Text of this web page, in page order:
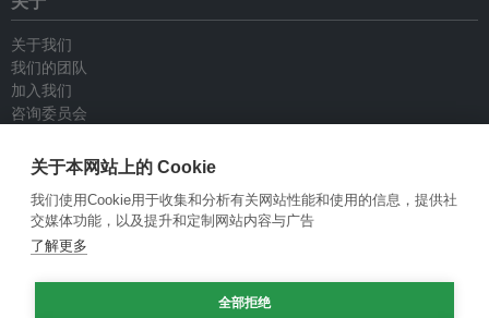
关于我们
我们的团队
加入我们
咨询委员会
联系我们
政策
重新发布指南
专栏指南
关于本网站上的 Cookie
我们使用Cookie用于收集和分析有关网站性能和使用的信息，提供社
交媒体功能，以及提升和定制网站内容与广告
了解更多
全部拒绝